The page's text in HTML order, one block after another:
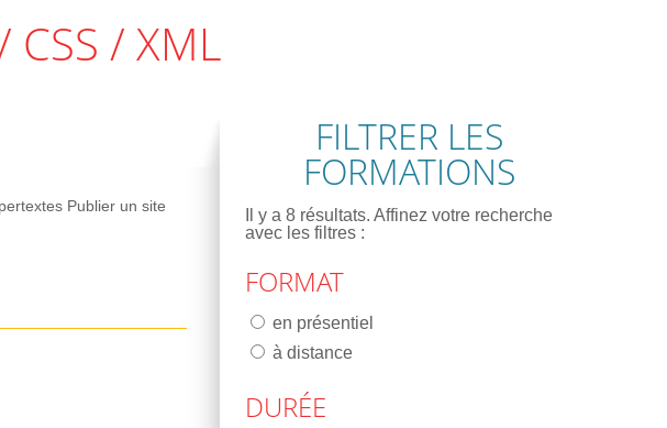
CSS / XML
FILTRER LES
FORMATIONS
Il y a8 résultats. Affinez votre recherche
avec les filtres :
FORMAT
en présentiel
à distance
DURÉE
Publier un site